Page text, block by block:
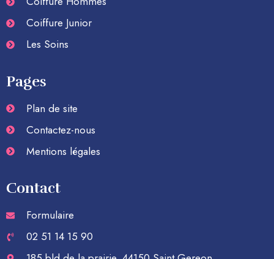
Coiffure Junior
Les Soins
Pages
Plan de site
Contactez-nous
Mentions légales
Contact
Formulaire
02 51 14 15 90